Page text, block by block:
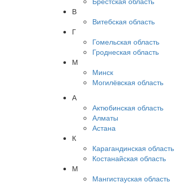
В
Витебская область
Г
Гомельская область
Гроднеская область
М
Минск
Могилёвская область
А
Актюбинская область
Алматы
Астана
К
Карагандинская область
Костанайская область
М
Мангистауская область